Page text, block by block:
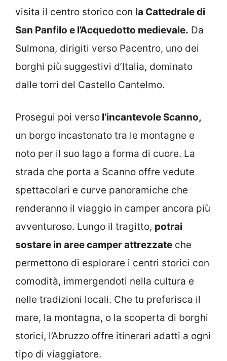
visita il centro storico con la Cattedrale di
San Panfilo e l’Acquedotto medievale. Da
Sulmona, dirigiti verso Pacentro, uno dei
borghi più suggestivi d’Italia, dominato
dalle torri del Castello Cantelmo.
Prosegui poi verso l’incantevole Scanno,
un borgo incastonato tra le montagne e
noto per il suo lago a forma di cuore. La
strada che porta a Scanno offre vedute
spettacolari e curve panoramiche che
renderanno il viaggio in camper ancora più
avventuroso. Lungo il tragitto, potrai
sostare in aree camper attrezzate che
permettono di esplorare i centri storici con
comodità, immergendoti nella cultura e
nelle tradizioni locali. Che tu preferisca il
mare, la montagna, o la scoperta di borghi
storici, l’Abruzzo offre itinerari adatti a ogni
tipo di viaggiatore.